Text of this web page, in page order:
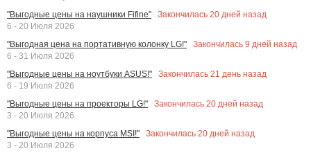
"Выгодные цены на наушники Fifine"
Закончилась 20 дней назад
6 - 20 Июля 2026
"Выгодная цена на портативную колонку LG!"
Закончилась 9 дней назад
6 - 31 Июля 2026
"Выгодные цены на ноутбуки ASUS!"
Закончилась 21 день назад
6 - 19 Июля 2026
"Выгодные цены на проекторы LG!"
Закончилась 20 дней назад
3 - 20 Июля 2026
"Выгодные цены на корпуса MSI!"
Закончилась 20 дней назад
3 - 20 Июля 2026